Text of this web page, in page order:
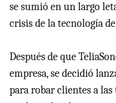
se sumió en un largo
crisis de la tecnología
Después de que
empresa, se decidió
para robar clientes a